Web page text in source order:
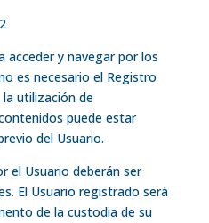
acceder y navegar por los
es necesario el Registro
utilización de
puede estar
del Usuario.
el Usuario deberán ser
El Usuario registrado será
de la custodia de su